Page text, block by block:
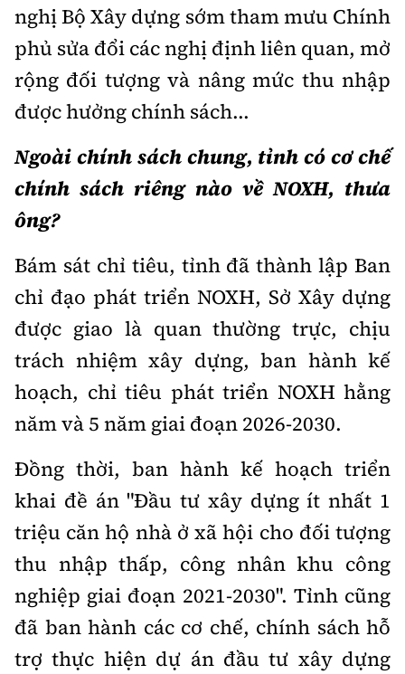
nghị Bộ Xây dựng sớm tham mưu Chính
phủ sửa đổi các nghị định liên quan, mở
rộng đối tượng và nâng mức thu nhập
được hưởng chính sách...
Ngoài chính sách chung, tỉnh có cơ chế
chính sách riêng nào về NOXH, thưa
ông?
Bám sát chỉ tiêu, tỉnh đã thành lập Ban
chỉ đạo phát triển NOXH, Sở Xây dựng
được giao là quan thường trực, chịu
trách nhiệm xây dựng, ban hành kế
hoạch, chỉ tiêu phát triển NOXH hằng
năm và 5 năm giai đoạn 2026-2030.
Đồng thời, ban hành kế hoạch triển
khai đề án "Đầu tư xây dựng ít nhất 1
triệu căn hộ nhà ở xã hội cho đối tượng
thu nhập thấp, công nhân khu công
nghiệp giai đoạn 2021-2030". Tỉnh cũng
đã ban hành các cơ chế, chính sách hỗ
trợ thực hiện dự án đầu tư xây dựng